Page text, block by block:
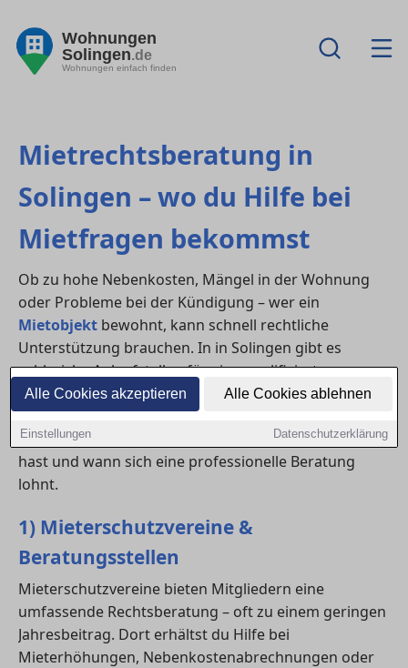
Alle Cookies akzeptieren Alle Cookies ablehnen
Einstellungen Datenschutzerklärung
Wohnungen
Solingen.de
Wohnungen einfach finden
Mietrechtsberatung in
Solingen – wo du Hilfe bei
Mietfragen bekommst
Ob zu hohe Nebenkosten, Mängel in der Wohnung
oder Probleme bei der Kündigung – wer ein
Mietobjekt bewohnt, kann schnell rechtliche
Unterstützung brauchen. In in Solingen gibt es
zahlreiche Anlaufstellen für eine qualifizierte
Mietrechtsberatung– von kostenlosen
Beratungsangeboten bis hin zu spezialisierten
Fachanwälten. Hier erfährst du, welche Optionen du
hast und wann sich eine professionelle Beratung
lohnt.
1) Mieterschutzvereine &
Beratungsstellen
Mieterschutzvereine bieten Mitgliedern eine
umfassende Rechtsberatung – oft zu einem geringen
Jahresbeitrag. Dort erhältst du Hilfe bei
Mieterhöhungen, Nebenkostenabrechnungen oder